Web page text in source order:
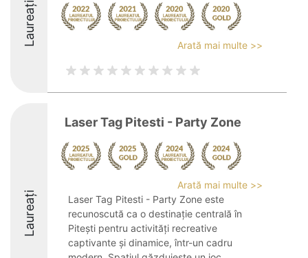
Laureați Arată mai multe >>
Laureați
Laser Tag Pitesti - Party Zone
Arată mai multe >>
Laser Tag Pitesti - Party Zone este
recunoscută ca o destinație centrală în
Pitești pentru activități recreative
captivante și dinamice, într-un cadru